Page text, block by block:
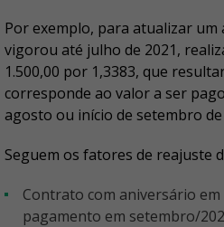
Por exemplo, para atualizar um
vigorou até julho de 2021,
1.500,00 por 1,3383, que
corresponde ao valor a ser
agosto ou início de setembro de
Seguem os fatores de reajuste
Contrato com aniversário em agosto/2020 e
pagamento em setembro/